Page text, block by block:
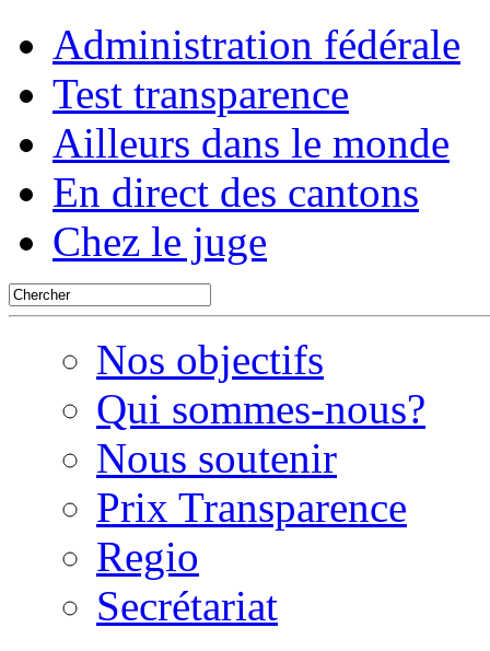
Administration fédérale
Test transparence
Ailleurs dans le monde
En direct des cantons
Chez le juge
Nos objectifs
Qui sommes-nous?
Nous soutenir
Prix Transparence
Regio
Secrétariat